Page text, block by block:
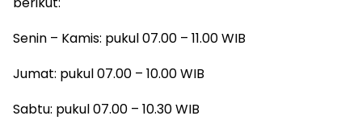
Senin – Kamis: pukul 07.00 – 11.00 WIB
Jumat: pukul 07.00 – 10.00 WIB
Sabtu: pukul 07.00 – 10.30 WIB